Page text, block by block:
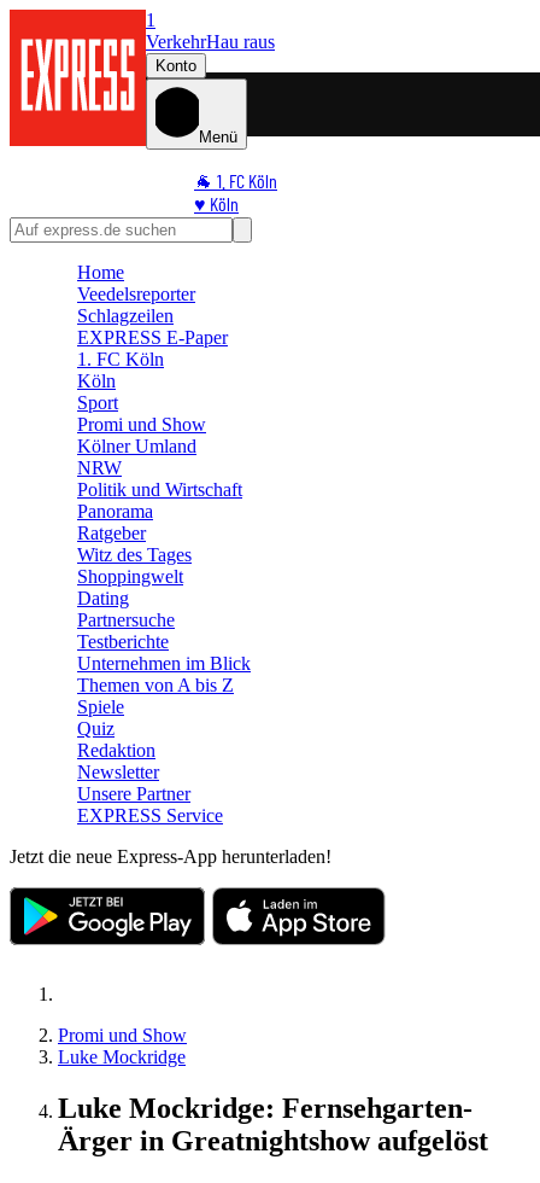
1
VerkehrHau raus
Konto
Menü
🐐 1. FC Köln
♥️ Köln
⭐ Promi
🛒 Shoppingwelt
Home
Veedelsreporter
Schlagzeilen
EXPRESS E-Paper
1. FC Köln
Köln
Sport
Promi und Show
Kölner Umland
NRW
Politik und Wirtschaft
Panorama
Ratgeber
Witz des Tages
Shoppingwelt
Dating
Partnersuche
Testberichte
Unternehmen im Blick
Themen von A bis Z
Spiele
Quiz
Redaktion
Newsletter
Unsere Partner
EXPRESS Service
Jetzt die neue Express-App herunterladen!
Promi und Show
Luke Mockridge
Luke Mockridge: Fernsehgarten-
Ärger in Greatnightshow aufgelöst